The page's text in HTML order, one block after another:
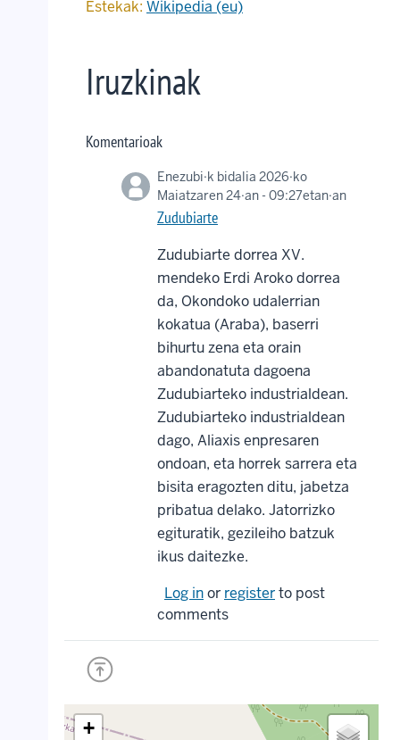
Estekak: Wikipedia (eu)
Iruzkinak
Komentarioak
Enezubi·k bidalia 2026·ko
Maiatzaren 24·an - 09:27etan·an
Zudubiarte
Zudubiarte dorrea XV.
mendeko Erdi Aroko dorrea
da, Okondoko udalerrian
kokatua (Araba), baserri
bihurtu zena eta orain
abandonatuta dagoena
Zudubiarteko industrialdean.
Zudubiarteko industrialdean
dago, Aliaxis enpresaren
ondoan, eta horrek sarrera eta
bisita eragozten ditu, jabetza
pribatua delako. Jatorrizko
egituratik, gezileiho batzuk
ikus daitezke.
Log inor registerto post
comments
+